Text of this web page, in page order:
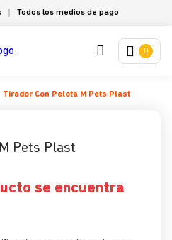
Todos los medios de pago
0
Tirador Con Pelota M Pets Plast
Pets Plast